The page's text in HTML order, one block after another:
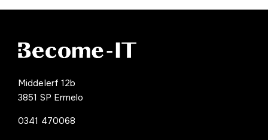
Middelerf 12b
3851 SP Ermelo
0341 470068